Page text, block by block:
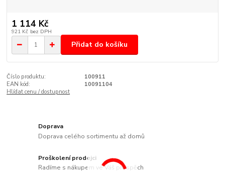
1 114 Kč
921 Kč bez DPH
Přidat do košíku
Číslo produktu:
100911
EAN kód:
10091104
Hlídat cenu / dostupnost
Doprava
Doprava celého sortimentu až domů
Proškolení prodejci
Radíme s nákupem ve Váš prospěch